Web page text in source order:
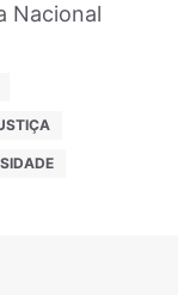
Nacional